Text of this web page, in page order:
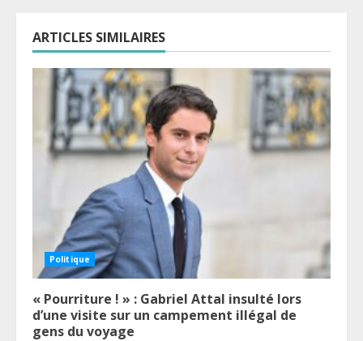
ARTICLES SIMILAIRES
Politique
« Pourriture ! » : Gabriel Attal insulté lors
d’une visite sur un campement illégal de
gens du voyage